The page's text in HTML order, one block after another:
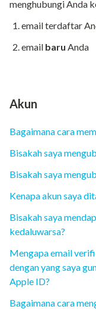
menghubungi Anda
email terdaftar
email baru Anda
Akun
Bagaimana cara
Bisakah saya
Bisakah saya
Kenapa akun saya
Bisakah saya
kedaluwarsa?
Mengapa email
dengan yang saya
Apple ID?
Bagaimana cara